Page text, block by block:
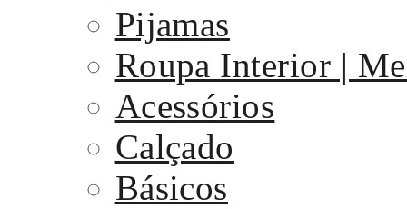
Pijamas
Roupa Interior |
Acessórios
Calçado
Básicos